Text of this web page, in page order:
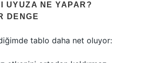
UYUZA NE YAPAR?
DENGE
tablo daha net oluyor: